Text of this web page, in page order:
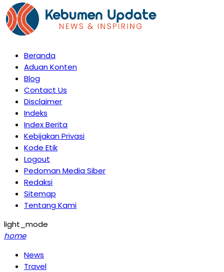
Beranda
Aduan Konten
Blog
Contact Us
Disclaimer
Indeks
Index Berita
Kebijakan Privasi
Kode Etik
Logout
Pedoman Media Siber
Redaksi
Sitemap
Tentang Kami
light_mode
home
News
Travel